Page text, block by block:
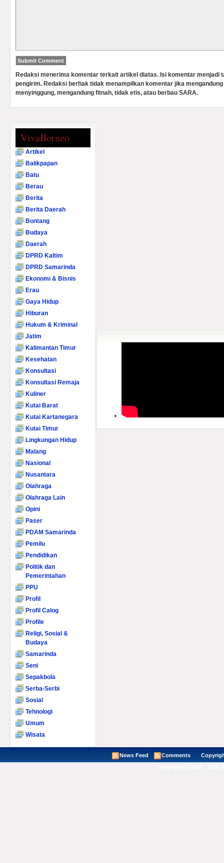
Redaksi menerima komentar terkait artikel diatas. Isi komentar menjadi
pengirim. Redaksi berhak tidak menampilkan komentar jika
menyinggung, mengandung fitnah, tidak etis, atau berbau SARA.
VivaBorneo
Artikel
Balikpapan
Batu
Berau
Berita
Berita Daerah
Bontang
Budaya
Daerah
DPRD Kaltim
DPRD Samarinda
Ekonomi & Bisnis
Erau
Gaya Hidup
Hiburan
Hukum & Kriminal
Jatim
Kalimantan Timur
Kesehatan
Konsultasi
Konsultasi Remaja
Kuliner
Kutai Barat
Kutai Kartanegara
Kutai Timur
Lingkungan Hidup
Malang
Nasional
Nusantara
Olahraga
Olahraga Lain
Opini
Paser
PDAM Samarinda
Pemilu
Pendidikan
Politik dan
Pemerintahan
PPU
Profil
Profil Calog
Profile
Religi, Sosial &
Budaya
Samarinda
Seni
Sepakbola
Serba-Serbi
Sosial
Tehnologi
Umum
Wisata
News Feed Comments Copyright